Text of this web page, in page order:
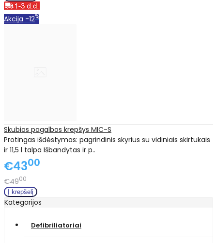
Akcija -12%
Skubios pagalbos krepšys MIC-S
Protingas išdėstymas: pagrindinis skyrius su vidiniais skirtukais
ir 11,5 l talpa Išbandytas ir p..
€4300
€4900
Kategorijos
Defibriliatoriai